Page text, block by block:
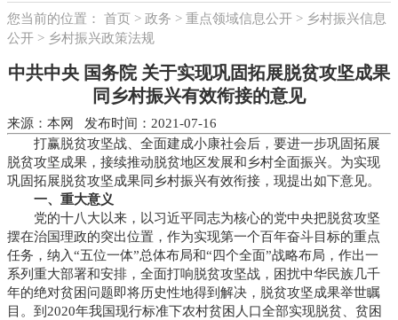
您当前的位置： 首页 > 政务 > 重点领域信息公开> 乡村振兴信息
公开> 乡村振兴政策法规
中共中央 国务院 关于实现巩固拓展脱贫攻坚成果
同乡村振兴有效衔接的意见
来源：本网 发布时间：2021-07-16
打赢脱贫攻坚战、全面建成小康社会后，要进一步巩固拓展
脱贫攻坚成果，接续推动脱贫地区发展和乡村全面振兴。为实现
巩固拓展脱贫攻坚成果同乡村振兴有效衔接，现提出如下意见。
一、重大意义
党的十八大以来，以习近平同志为核心的党中央把脱贫攻坚
摆在治国理政的突出位置，作为实现第一个百年奋斗目标的重点
任务，纳入“五位一体”总体布局和“四个全面”战略布局，作出一
系列重大部署和安排，全面打响脱贫攻坚战，困扰中华民族几千
年的绝对贫困问题即将历史性地得到解决，脱贫攻坚成果举世瞩
目。到2020年我国现行标准下农村贫困人口全部实现脱贫、贫困